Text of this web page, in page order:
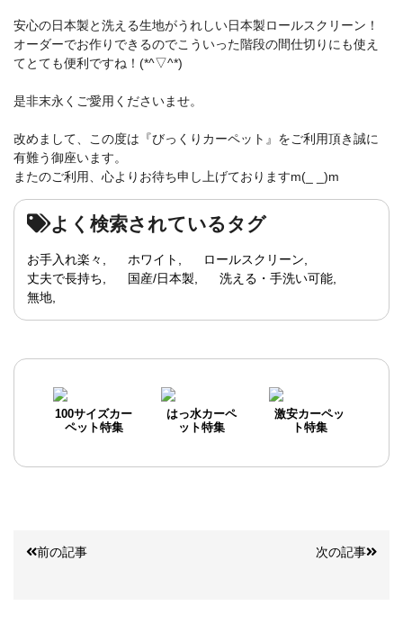
安心の日本製と洗える生地がうれしい日本製ロールスクリーン！
オーダーでお作りできるのでこういった階段の間仕切りにも使え
てとても便利ですね！(*^▽^*)
是非末永くご愛用くださいませ。
改めまして、この度は『びっくりカーペット』をご利用頂き誠に
有難う御座います。
またのご利用、心よりお待ち申し上げておりますm(_ _)m
よく検索されているタグ
お手入れ楽々 ホワイト
ロールスクリーン
丈夫で長持ち
国産/日本製
洗える・手洗い可能
無地
100サイズカー
ペット特集
はっ水カーペ
ット特集
激安カーペッ
ト特集
前の記事 次の記事